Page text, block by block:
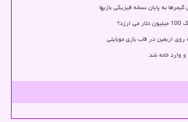
به پایان نسخه فیزیکی بازیها
اربعین در قاب بازی موبایلی
خانه شد